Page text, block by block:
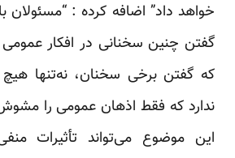
خواهد داد” اضافه کرده : “مسئولان
گفتن چنین سخنانی در افکار عمومی
که گفتن برخی سخنان، نه‌تنها هیچ
ندارد که فقط اذهان عمومی را
این موضوع می‌تواند تأثیرات